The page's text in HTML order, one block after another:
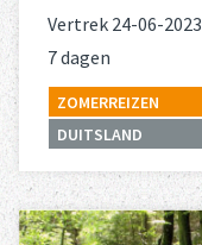
Vertrek 24-06-2023
7 dagen
ZOMERREIZEN
DUITSLAND